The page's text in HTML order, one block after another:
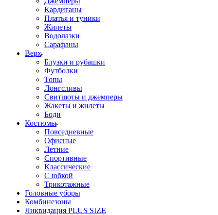
Кардиганы
Платья и туники
Жилеты
Водолазки
Сарафаны
Верх
Блузки и рубашки
Футболки
Топы
Лонгсливы
Свитшоты и джемперы
Жакеты и жилеты
Боди
Костюмы
Повседневные
Офисные
Летние
Спортивные
Классические
С юбкой
Трикотажные
Головные уборы
Комбинезоны
Ликвидация PLUS SIZE